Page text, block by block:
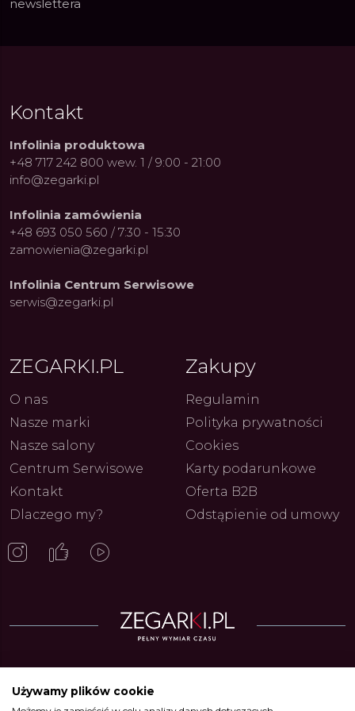
newslettera
Kontakt
Infolinia produktowa
+48 717 242 800 wew. 1 / 9:00 - 21:00
info@zegarki.pl
Infolinia zamówienia
+48 693 050 560 / 7:30 - 15:30
zamowienia@zegarki.pl
Infolinia Centrum Serwisowe
serwis@zegarki.pl
ZEGARKI.PL
O nas
Nasze marki
Nasze salony
Centrum Serwisowe
Kontakt
Dlaczego my?
Zakupy
Regulamin
Polityka prywatności
Cookies
Karty podarunkowe
Oferta B2B
Odstąpienie od umowy
Zegarki w ofercie
Używamy plików cookie